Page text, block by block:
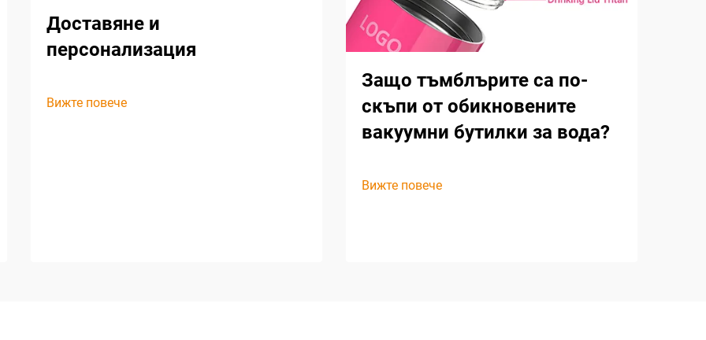
Доставяне и
персонализация
Вижте повече
Защо тъмблърите са по-
скъпи от обикновените
вакуумни бутилки за вода?
Вижте повече